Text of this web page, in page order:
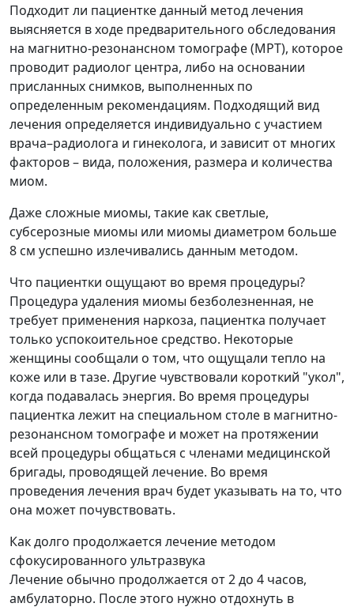
Подходит ли пациентке данный метод лечения
выясняется в ходе предварительного обследования
на магнитно-резонансном томографе (МРТ), которое
проводит радиолог центра, либо на основании
присланных снимков, выполненных по
определенным рекомендациям. Подходящий вид
лечения определяется индивидуально с участием
врача–радиолога и гинеколога, и зависит от многих
факторов – вида, положения, размера и количества
миом.
Даже сложные миомы, такие как светлые,
субсерозные миомы или миомы диаметром больше
8 см успешно излечивались данным методом.
Что пациентки ощущают во время процедуры?
Процедура удаления миомы безболезненная, не
требует применения наркоза, пациентка получает
только успокоительное средство. Некоторые
женщины сообщали о том, что ощущали тепло на
коже или в тазе. Другие чувствовали короткий "укол",
когда подавалась энергия. Во время процедуры
пациентка лежит на специальном столе в магнитно-
резонансном томографе и может на протяжении
всей процедуры общаться с членами медицинской
бригады, проводящей лечение. Во время
проведения лечения врач будет указывать на то, что
она может почувствовать.
Как долго продолжается лечение методом
сфокусированного ультразвука
Лечение обычно продолжается от 2 до 4 часов,
амбулаторно. После этого нужно отдохнуть в